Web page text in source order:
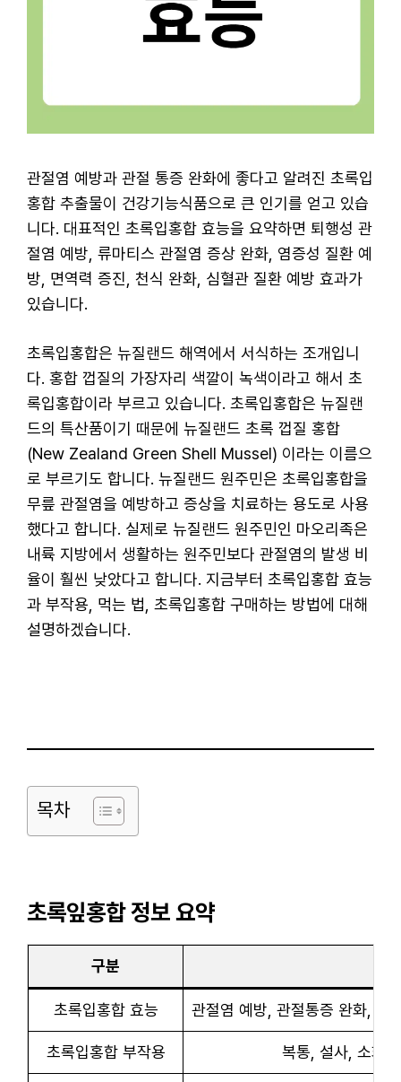
관절염 예방과 관절 통증 완화에 좋다고 알려진 초록입
홍합 추출물이 건강기능식품으로 큰 인기를 얻고 있습
니다. 대표적인 초록입홍합 효능을 요약하면 퇴행성 관
절염 예방, 류마티스 관절염 증상 완화, 염증성 질환 예
방, 면역력 증진, 천식 완화, 심혈관 질환 예방 효과가
있습니다.
초록입홍합은 뉴질랜드 해역에서 서식하는 조개입니
다. 홍합 껍질의 가장자리 색깔이 녹색이라고 해서 초
록입홍합이라 부르고 있습니다. 초록입홍합은 뉴질랜
드의 특산품이기 때문에 뉴질랜드 초록 껍질 홍합
(New Zealand Green Shell Mussel) 이라는 이름으
로 부르기도 합니다. 뉴질랜드 원주민은 초록입홍합을
무릎 관절염을 예방하고 증상을 치료하는 용도로 사용
했다고 합니다. 실제로 뉴질랜드 원주민인 마오리족은
내륙 지방에서 생활하는 원주민보다 관절염의 발생 비
율이 훨씬 낮았다고 합니다. 지금부터 초록입홍합 효능
과 부작용, 먹는 법, 초록입홍합 구매하는 방법에 대해
설명하겠습니다.
목차
초록잎홍합 정보 요약
구분
초록입홍합 효능 관절염 예방, 관절통증 완화, 심
초록입홍합 부작용 복통, 설사, 소화